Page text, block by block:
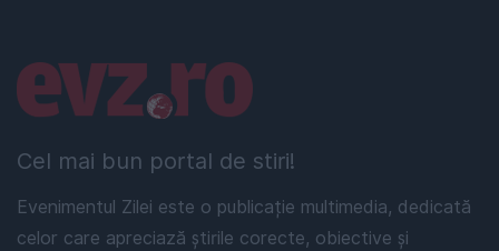
Cel mai bun portal de stiri!
Evenimentul Zilei este o publicație multimedia, dedicată
celor care apreciază știrile corecte, obiective și
Linkuri utile